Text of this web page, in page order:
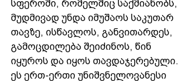
სფეროში, რომელშიც საქმიანობს,
მუდმივად უნდა იმუშაოს საკუთარ
თავზე, ისწავლოს, განვითარდეს,
გამოცდილება შეიძინოს, წინ
იყუროს და იყოს თავდაჯერებული.
ეს ერთ-ერთი უნიშვნელოვანესი